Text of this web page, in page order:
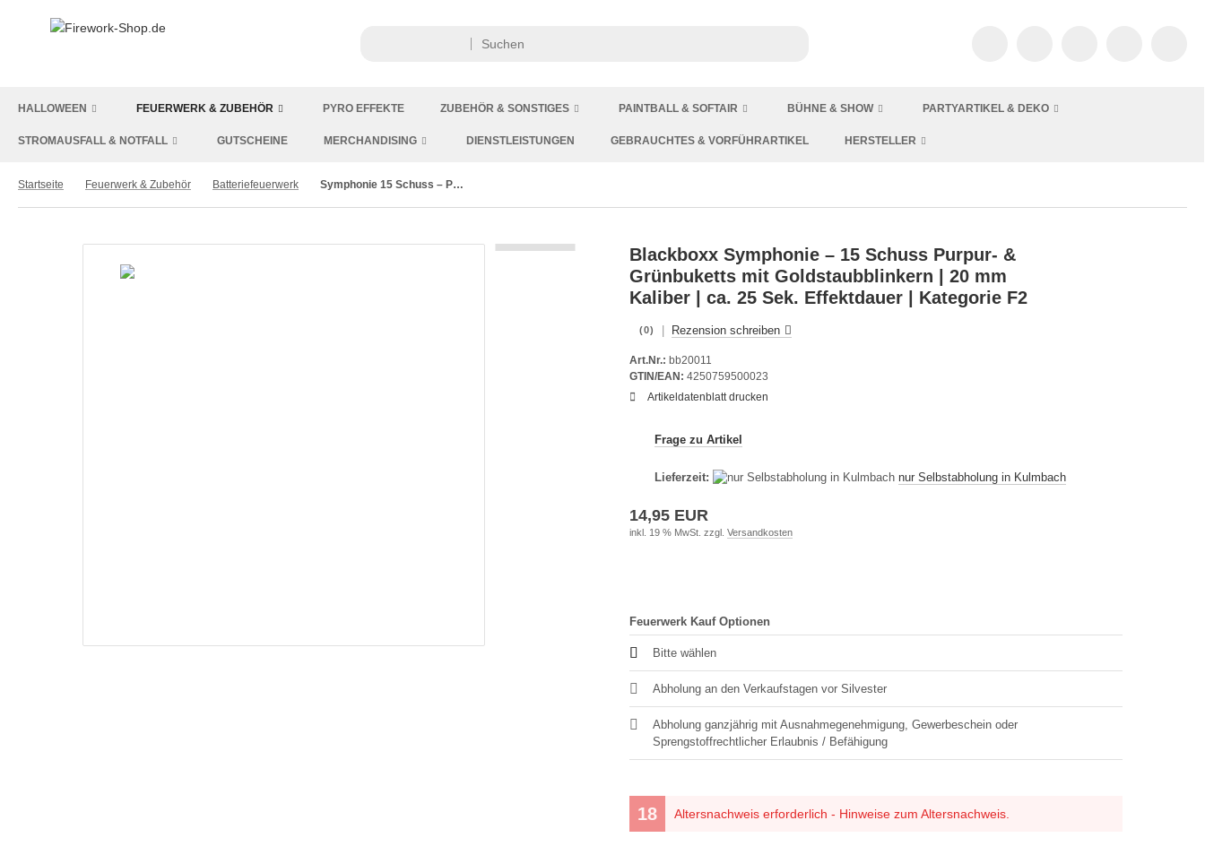
HALLOWEEN FEUERWERK & ZUBEHÖR PYRO EFFEKTE ZUBEHÖR & SONSTIGES PAINTBALL & SOFTAIR BÜHNE & SHOW PARTYARTIKEL & DEKO
STROMAUSFALL & NOTFALL GUTSCHEINE MERCHANDISING DIENSTLEISTUNGEN GEBRAUCHTES & VORFÜHRARTIKEL HERSTELLER
Startseite Feuerwerk & Zubehör Batteriefeuerwerk Symphonie 15 Schuss – Purpur- & Grünbuketts mit Goldstaubblinkern | 20 mm | ca. 25 Sek. | Blackboxx
Blackboxx Symphonie – 15 Schuss Purpur- &
Grünbuketts mit Goldstaubblinkern | 20 mm
Kaliber | ca. 25 Sek. Effektdauer | Kategorie F2
(0) Rezension schreiben
Art.Nr.: bb20011
GTIN/EAN: 4250759500023
Artikeldatenblatt drucken
Frage zu Artikel
Lieferzeit: nur Selbstabholung in Kulmbach
14,95 EUR
inkl. 19 % MwSt. zzgl. Versandkosten
Feuerwerk Kauf Optionen
Bitte wählen
Abholung an den Verkaufstagen vor Silvester
Abholung ganzjährig mit Ausnahmegenehmigung, Gewerbeschein oder
Sprengstoffrechtlicher Erlaubnis / Befähigung
Altersnachweis erforderlich - Hinweise zum Altersnachweis.